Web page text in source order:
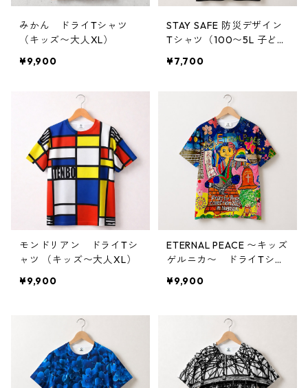
みかん ドライTシャツ
（キッズ〜大人XL）
¥9,900
STAY SAFE 防災デザイン
Tシャツ（100〜5L 子ど
¥7,700
モンドリアン ドライTシ
ャツ （キッズ〜大人XL）
¥9,900
ETERNAL PEACE 〜キッズ
ゲルニカ〜 ドライTシャ
ズ）
¥9,900